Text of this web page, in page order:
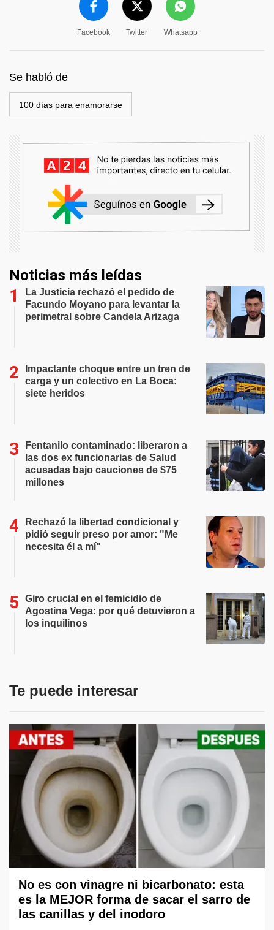
Facebook Twitter Whatsapp
Se habló de
100 días para enamorarse
Noticias más leídas
La Justicia rechazó el pedido de
Facundo Moyano para levantar la
perimetral sobre Candela Arizaga
Impactante choque entre un tren de
carga y un colectivo en La Boca:
siete heridos
Fentanilo contaminado: liberaron a
las dos ex funcionarias de Salud
acusadas bajo cauciones de $75
millones
Rechazó la libertad condicional y
pidió seguir preso por amor: "Me
necesita él a mí"
Giro crucial en el femicidio de
Agostina Vega: por qué detuvieron a
los inquilinos
Te puede interesar
No es con vinagre ni bicarbonato: esta
es la MEJOR forma de sacar el sarro de
las canillas y del inodoro